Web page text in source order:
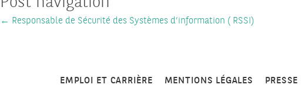
← Responsable de Sécurité des Systèmes d’information ( RSSI)
EMPLOI ET CARRIÈRE MENTIONS LÉGALES PRESSE